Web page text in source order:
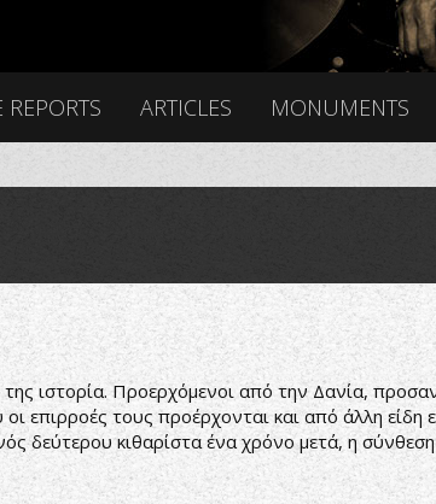
REPORTS ARTICLES MONUMENTS
ιστορία. Προερχόμενοι από την Δανία,
επιρροές τους προέρχονται και από άλλη είδη
δεύτερου κιθαρίστα ένα χρόνο μετά, η